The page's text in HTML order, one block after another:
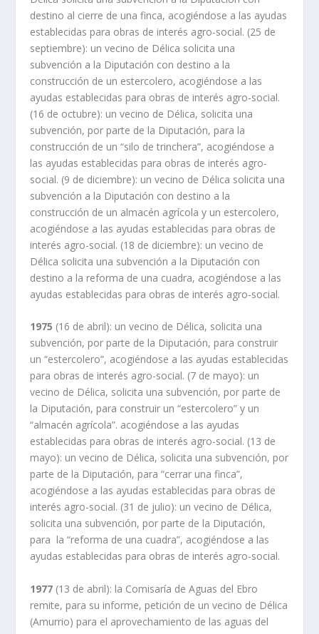
destino al cierre de una finca, acogiéndose a las ayudas
establecidas para obras de interés agro-social. (25 de
septiembre): un vecino de Délica solicita una
subvención a la Diputación con destino a la
construcción de un estercolero, acogiéndose a las
ayudas establecidas para obras de interés agro-social.
(16 de octubre): un vecino de Délica, solicita una
subvención, por parte de la Diputación, para la
construcción de un “silo de trinchera”, acogiéndose a
las ayudas establecidas para obras de interés agro-
social. (9 de diciembre): un vecino de Délica solicita una
subvención a la Diputación con destino a la
construcción de un almacén agrícola y un estercolero,
acogiéndose a las ayudas establecidas para obras de
interés agro-social. (18 de diciembre): un vecino de
Délica solicita una subvención a la Diputación con
destino a la reforma de una cuadra, acogiéndose a las
ayudas establecidas para obras de interés agro-social.
1975 (16 de abril): un vecino de Délica, solicita una
subvención, por parte de la Diputación, para construir
un “estercolero”, acogiéndose a las ayudas establecidas
para obras de interés agro-social. (7 de mayo): un
vecino de Délica, solicita una subvención, por parte de
la Diputación, para construir un “estercolero” y un
“almacén agrícola”. acogiéndose a las ayudas
establecidas para obras de interés agro-social. (13 de
mayo): un vecino de Délica, solicita una subvención, por
parte de la Diputación, para “cerrar una finca”,
acogiéndose a las ayudas establecidas para obras de
interés agro-social. (31 de julio): un vecino de Délica,
solicita una subvención, por parte de la Diputación,
para la “reforma de una cuadra”, acogiéndose a las
ayudas establecidas para obras de interés agro-social.
1977 (13 de abril): la Comisaría de Aguas del Ebro
remite, para su informe, petición de un vecino de Délica
(Amurrio) para el aprovechamiento de las aguas del